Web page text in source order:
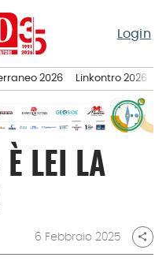
Login
2026 Linkontro 2026
È LEI LA
6 Febbraio 2025 share